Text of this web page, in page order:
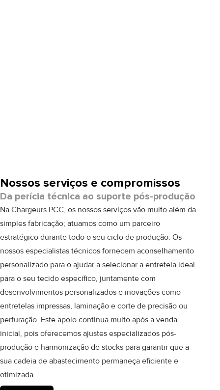
Nossos serviços e compromissos
Da perícia técnica ao suporte pós-produção
Na Chargeurs PCC, os nossos serviços vão muito além da
simples fabricação; atuamos como um parceiro
estratégico durante todo o seu ciclo de produção. Os
nossos especialistas técnicos fornecem aconselhamento
personalizado para o ajudar a selecionar a entretela ideal
para o seu tecido específico, juntamente com
desenvolvimentos personalizados e inovações como
entretelas impressas, laminação e corte de precisão ou
perfuração. Este apoio continua muito após a venda
inicial, pois oferecemos ajustes especializados pós-
produção e harmonização de stocks para garantir que a
sua cadeia de abastecimento permaneça eficiente e
otimizada.